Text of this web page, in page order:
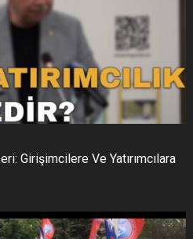
Girişimcilere Ve Yatırımcılara